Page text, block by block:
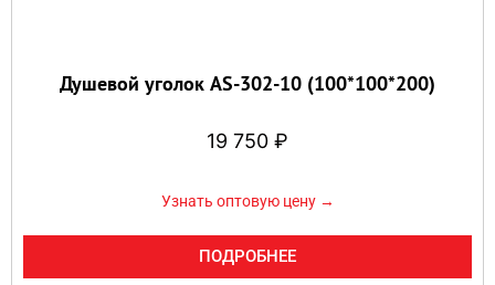
Душевой уголок AS-302-10 (100*100*200)
19 750 ₽
Узнать оптовую цену →
ПОДРОБНЕЕ